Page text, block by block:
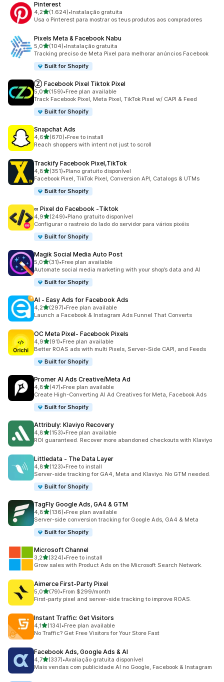
Pinterest
4,2de 5 estrelas
(1.624)
1624 total de avaliações
•Instalação gratuita
Usa o Pinterest para mostrar os teus produtos aos compradores
Pixels Meta & Facebook Nabu
5,0de 5 estrelas
(104)
104 total de avaliações
•Instalação gratuita
Tracking preciso de Meta Pixel para melhorar anúncios Facebook
Built for Shopify
Ⓩ Facebook Pixel Tiktok Pixel
5,0de 5 estrelas
(159)
159 total de avaliações
•Free plan available
Track Facebook Pixel, Meta Pixel, TikTok Pixel w/ CAPI & Feed
Built for Shopify
Snapchat Ads
4,6de 5 estrelas
(670)
670 total de avaliações
•Free to install
Reach shoppers with intent not just to scroll
Trackify Facebook Pixel,TikTok
4,8de 5 estrelas
(351)
351 total de avaliações
•Plano gratuito disponível
Facebook Pixel, TikTok Pixel, Conversion API, Catalogs & UTMs
Built for Shopify
∞ Pixel do Facebook ‑Tiktok
4,9de 5 estrelas
(249)
249 total de avaliações
•Plano gratuito disponível
Configurar o rastreio do lado do servidor para vários pixéis
Built for Shopify
Magik Social Media Auto Post
5,0de 5 estrelas
(31)
31 total de avaliações
•Free plan available
Automate social media marketing with your shop’s data and AI
Built for Shopify
AI ‑ Easy Ads for Facebook Ads
4,2de 5 estrelas
(297)
297 total de avaliações
•Free plan available
Launch a Facebook & Instagram Ads Funnel That Converts
OC Meta Pixel‑ Facebook Pixels
4,9de 5 estrelas
(91)
91 total de avaliações
•Free plan available
Better ROAS ads with multi Pixels, Server-Side CAPI, and Feeds
Built for Shopify
Promer AI Ads Creative/Meta Ad
4,8de 5 estrelas
(47)
47 total de avaliações
•Free plan available
Create High-Converting AI Ad Creatives for Meta, Facebook Ads
Built for Shopify
Attribuly: Klaviyo Recovery
4,8de 5 estrelas
(153)
153 total de avaliações
•Free plan available
ROI guaranteed. Recover more abandoned checkouts with Klaviyo
Littledata ‑ The Data Layer
4,8de 5 estrelas
(123)
123 total de avaliações
•Free to install
Server-side tracking for GA4, Meta and Klaviyo. No GTM needed.
Built for Shopify
TagFly Google Ads, GA4 & GTM
4,8de 5 estrelas
(136)
136 total de avaliações
•Free plan available
Server-side conversion tracking for Google Ads, GA4 & Meta
Built for Shopify
Microsoft Channel
3,2de 5 estrelas
(324)
324 total de avaliações
•Free to install
Grow sales with Product Ads on the Microsoft Search Network.
Aimerce First‑Party Pixel
5,0de 5 estrelas
(79)
79 total de avaliações
•From $299/month
First-party pixel and server-side tracking to improve ROAS.
Instant Traffic: Get Visitors
4,1de 5 estrelas
(134)
134 total de avaliações
•Free plan available
No Traffic? Get Free Visitors for Your Store Fast
Facebook Ads, Google Ads & AI
4,7de 5 estrelas
(337)
337 total de avaliações
•Avaliação gratuita disponível
Mais vendas com publicidade AI no Google, Facebook & Instagram